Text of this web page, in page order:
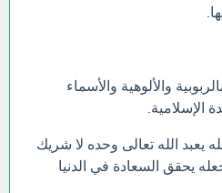
والألوهية والأسماء
الإسلامية.
يعبد الله تعالى وحده لا شريك
يحقق السعادة في الدنيا